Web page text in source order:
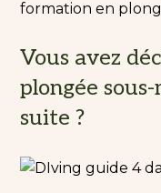
formation en
Vous avez
plongée
suite ?